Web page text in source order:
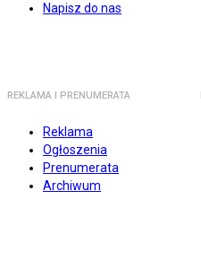
Napisz do nas
REKLAMA I PRENUMERATA
Reklama
Ogłoszenia
Prenumerata
Archiwum